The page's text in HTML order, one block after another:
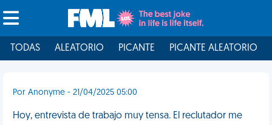
TODAS ALEATORIO PICANTE PICANTE ALEATORIO
Por Anonyme - 21/04/2025 05:00
Hoy, entrevista de trabajo muy tensa. El reclutador me